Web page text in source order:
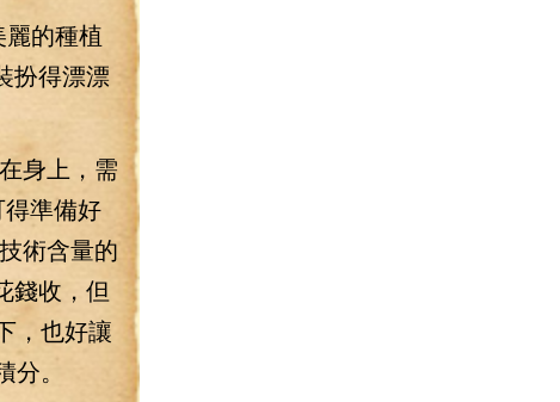
的種植
扮得漂漂
身上，需
準備好
術含量的
錢收，但
，也好讓
。